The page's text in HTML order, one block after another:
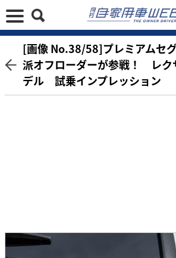
[画像 No.38/58]プレミアムセ
派オフローダーが参戦！ レ
デル 試乗インプレッション